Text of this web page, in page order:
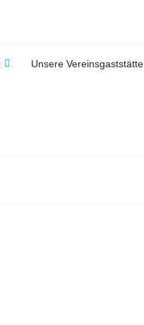
Unsere Vereinsgaststätte